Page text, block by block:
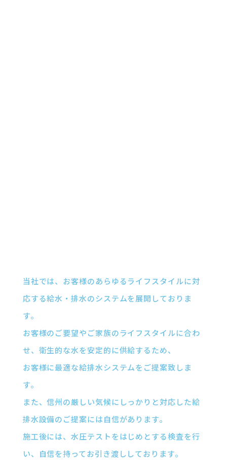
当社では、お客様のあらゆるライフスタイルに対
応する給水・排水のシステムを展開しておりま
す。
お客様のご要望やご家族のライフスタイルに合わ
せ、衛生的な水を安定的に供給するため、
お客様に最適な給排水システムをご提案致しま
す。
また、信州の厳しい気候にしっかりと対応した給
排水設備のご提案には自信があります。
施工後には、水圧テストをはじめとする検査を行
い、自信を持ってお引き渡ししております。